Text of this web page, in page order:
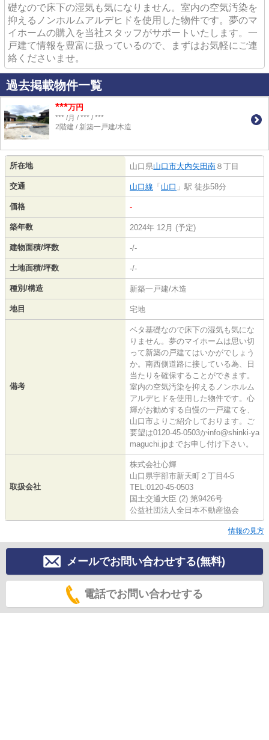
礎なので床下の湿気も気になりません。室内の空気汚染を
抑えるノンホルムアルデヒドを使用した物件です。夢のマ
イホームの購入を当社スタッフがサポートいたします。一
戸建て情報を豊富に扱っているので、まずはお気軽にご連
絡くださいませ。
過去掲載物件一覧
***万円
*** /月 / *** / ***
2階建 / 新築一戸建/木造
所在地 山口県山口市大内矢田南 ８丁目
交通 山口線 「 山口 」駅 徒歩58分
価格 -
築年数 2024年 12月 (予定)
建物面積/坪数 -/-
土地面積/坪数 -/-
種別/構造 新築一戸建/木造
地目 宅地
備考
ベタ基礎なので床下の湿気も気にな
りません。夢のマイホームは思い切
って新築の戸建てはいかがでしょう
か。南西側道路に接している為、日
当たりを確保することができます。
室内の空気汚染を抑えるノンホルム
アルデヒドを使用した物件です。心
輝がお勧めする自慢の一戸建てを、
山口市よりご紹介しております。ご
要望は0120-45-0503かinfo@shinki-ya
maguchi.jpまでお申し付け下さい。
取扱会社
株式会社心輝
山口県宇部市新天町２丁目4-5
TEL:0120-45-0503
国土交通大臣 (2) 第9426号
公益社団法人全日本不動産協会
情報の見方
メールでお問い合わせする(無料)
電話でお問い合わせする